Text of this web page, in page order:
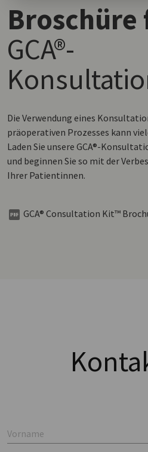
Broschüre
GCA®-
Die Verwendung eines
präoperativen Prozesses kann
Laden Sie unsere GCA®-
und beginnen Sie so mit der
Ihrer Patientinnen.
GCA® Consultation Kit™
Vorname